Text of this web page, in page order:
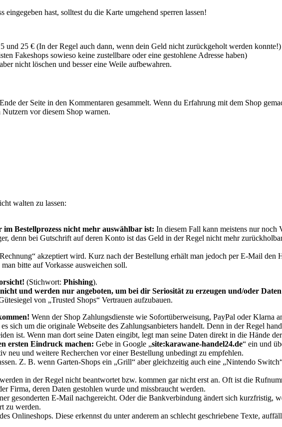
hast, solltest du die Karte umgehend sperren lassen!
25 € (In der Regel auch dann, wenn dein Geld nicht zurückgeholt werden konnte!)
Fakeshops sowieso keine zustellbare oder eine gestohlene Adresse haben)
nicht löschen und besser eine Weile aufbewahren.
der Seite in den Kommentaren gesammelt. Wenn du Erfahrung mit dem Shop
vor diesem Shop warnen.
walten zu lassen:
Bestellprozess nicht mehr auswählbar ist: In diesem Fall kann meistens nur noch
denn bei Gutschrift auf deren Konto ist das Geld in der Regel nicht mehr
akzeptiert wird. Kurz nach der Bestellung erhält man jedoch per E-Mail den
bitte auf Vorkasse ausweichen soll.
(Stichwort: Phishing).
und werden nur angeboten, um bei dir Seriosität zu erzeugen und/oder
von „Trusted Shops“ Vertrauen aufzubauen.
! Wenn der Shop Zahlungsdienste wie Sofortüberweisung, PayPal oder Klarna
es sich um die originale Webseite des Zahlungsanbieters handelt. Denn in der Regel
ist. Wenn man dort seine Daten eingibt, legt man seine Daten direkt in die Hände
ersten Eindruck machen: Gebe in Google „site:karawane-handel24.de“ ein und
und weitere Recherchen vor einer Bestellung unbedingt zu empfehlen.
Z. B. wenn Garten-Shops ein „Grill“ aber gleichzeitig auch eine „Nintendo
in der Regel nicht beantwortet bzw. kommen gar nicht erst an. Oft ist die
Firma, deren Daten gestohlen wurde und missbraucht werden.
gesonderten E-Mail nachgereicht. Oder die Bankverbindung ändert sich kurzfristig,
zu werden.
Onlineshops. Diese erkennst du unter anderem an schlecht geschriebene Texte,